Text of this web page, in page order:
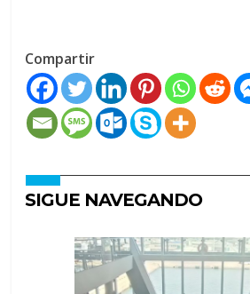
Compartir
SIGUE NAVEGANDO